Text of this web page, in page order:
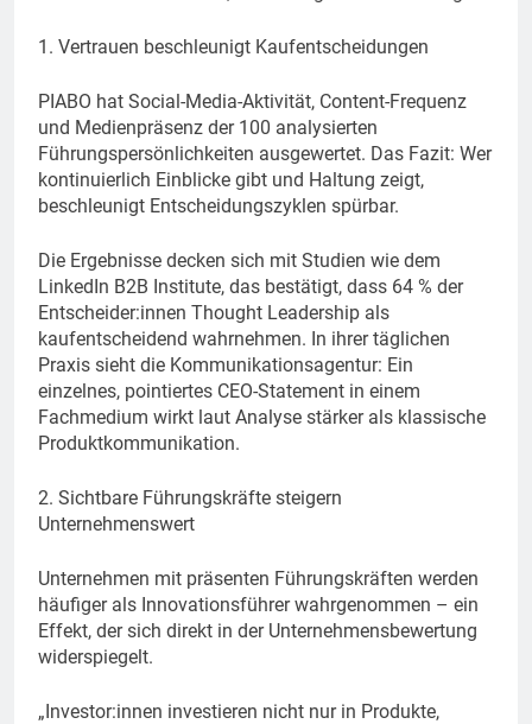
1. Vertrauen beschleunigt Kaufentscheidungen
PIABO hat Social-Media-Aktivität, Content-Frequenz
und Medienpräsenz der 100 analysierten
Führungspersönlichkeiten ausgewertet. Das Fazit: Wer
kontinuierlich Einblicke gibt und Haltung zeigt,
beschleunigt Entscheidungszyklen spürbar.
Die Ergebnisse decken sich mit Studien wie dem
LinkedIn B2B Institute, das bestätigt, dass 64 % der
Entscheider:innen Thought Leadership als
kaufentscheidend wahrnehmen. In ihrer täglichen
Praxis sieht die Kommunikationsagentur: Ein
einzelnes, pointiertes CEO-Statement in einem
Fachmedium wirkt laut Analyse stärker als klassische
Produktkommunikation.
2. Sichtbare Führungskräfte steigern
Unternehmenswert
Unternehmen mit präsenten Führungskräften werden
häufiger als Innovationsführer wahrgenommen – ein
Effekt, der sich direkt in der Unternehmensbewertung
widerspiegelt.
„Investor:innen investieren nicht nur in Produkte,